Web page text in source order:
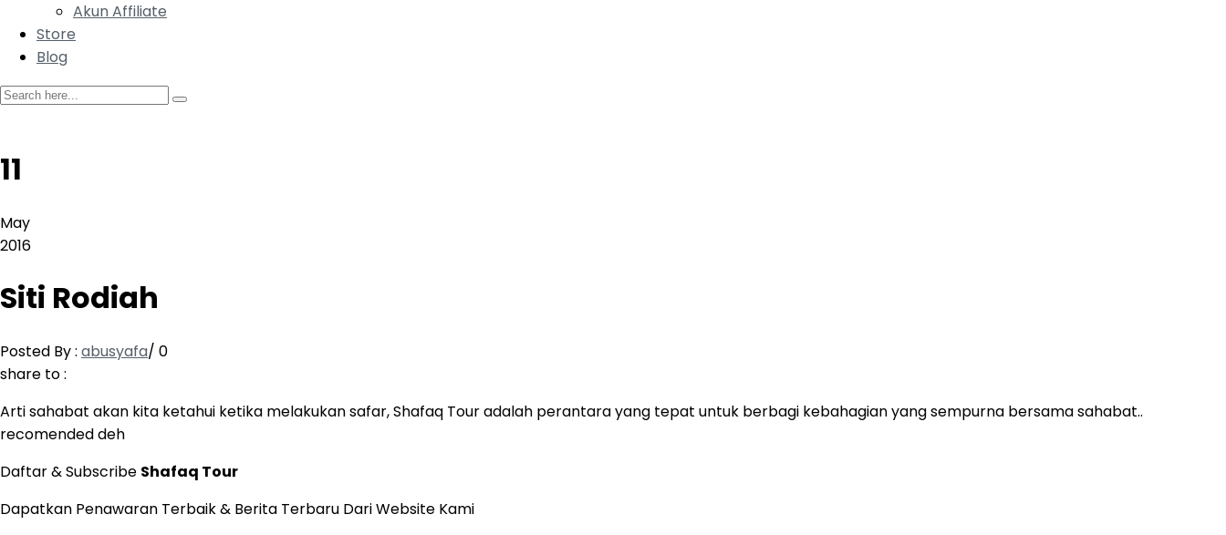
Akun Affiliate
Store
Blog
11
May
2016
Siti Rodiah
Posted By : abusyafa/ 0
share to :
Arti sahabat akan kita ketahui ketika melakukan safar, Shafaq Tour adalah perantara yang tepat untuk berbagi kebahagian yang sempurna bersama sahabat..
recomended deh
Daftar & Subscribe Shafaq Tour
Dapatkan Penawaran Terbaik & Berita Terbaru Dari Website Kami